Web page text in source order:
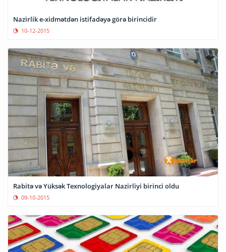
Nazirlik e-xidmətdən istifadəyə görə birincidir
10-12-2015
Rabitə və Yüksək Texnologiyalar Nazirliyi birinci oldu
09-10-2015